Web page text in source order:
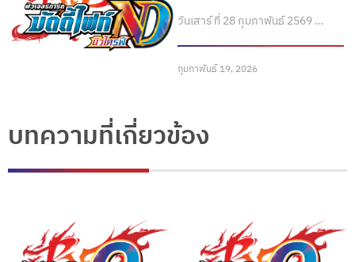
วันเสาร์ ที่ 28 กุมภาพันธ์ 2569 …
กุมภาพันธ์ 19, 2026
บทความที่เกี่ยวข้อง